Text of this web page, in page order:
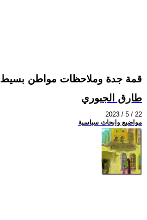
قمة جدة وملاحظات مواطن بسيط
طارق الجبوري
2023 / 5 / 22
مواضيع وابحاث سياسية